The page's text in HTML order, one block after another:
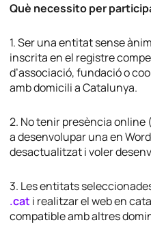
Què necessito per
1. Ser una entitat sense
inscrita en el registre
d’associació, fundació o
amb domicili a Catalunya.
2. No tenir presència online
a desenvolupar una en
desactualitzat i voler
3. Les entitats
.cat i realitzar el web en
compatible amb altres